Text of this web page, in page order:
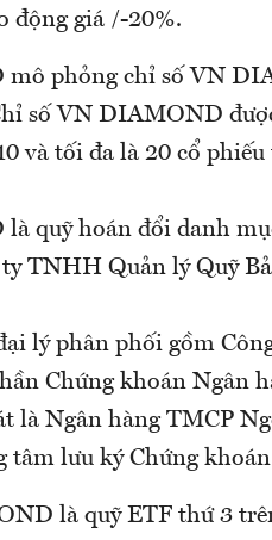
động giá /-20%.
phỏng chỉ số VN
số VN DIAMOND
và tối đa là 20 cổ
quỹ hoán đổi danh
TNHH Quản lý Quỹ
lý phân phối gồm
Chứng khoán Ngân
là Ngân hàng TMCP
tâm lưu ký Chứng
là quỹ ETF thứ 3